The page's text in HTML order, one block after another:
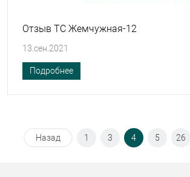
Отзыв ТС Жемчужная-12
13.сен.2021
Подробнее
Назад 1 3 4 5 26